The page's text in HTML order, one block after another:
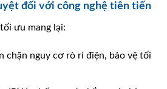
đối với công nghệ tiên tiến
ưu mang lại:
chặn nguy cơ rò rỉ điện, bảo vệ tối